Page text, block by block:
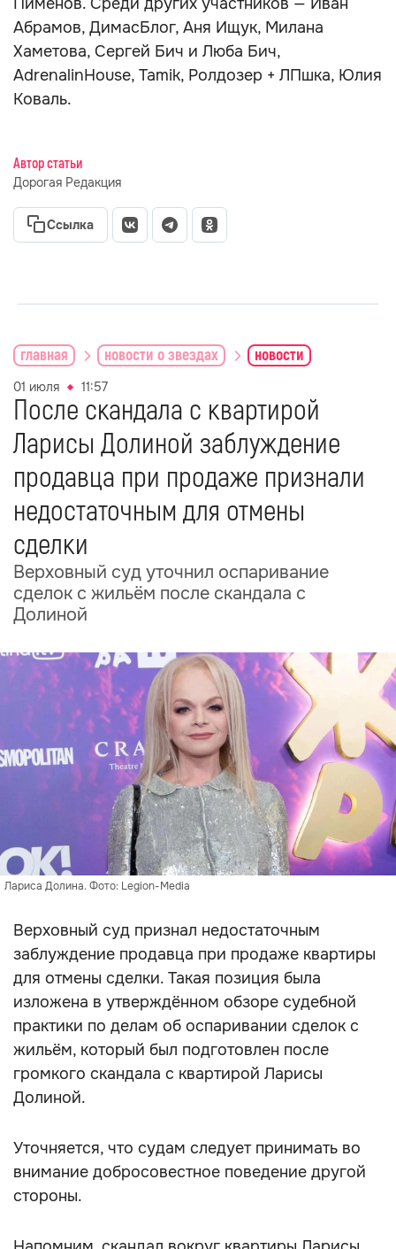
Абрамов, ДимасБлог, Аня Ищук, Милана
Хаметова, Сергей Бич и Люба Бич,
AdrenalinHouse, Tamik, Ролдозер + ЛПшка, Юлия
Коваль.
Автор статьи
Дорогая Редакция
Ссылка
главная новости о звездах новости
01 июля 11:57
После скандала с квартирой
Ларисы Долиной заблуждение
продавца при продаже признали
недостаточным для отмены
сделки
Верховный суд уточнил оспаривание
сделок с жильём после скандала с
Долиной
Лариса Долина. Фото: Legion-Media
Верховный суд признал недостаточным
заблуждение продавца при продаже квартиры
для отмены сделки. Такая позиция была
изложена в утверждённом обзоре судебной
практики по делам об оспаривании сделок с
жильём, который был подготовлен после
громкого скандала с квартирой Ларисы
Долиной.
Уточняется, что судам следует принимать во
внимание добросовестное поведение другой
стороны.